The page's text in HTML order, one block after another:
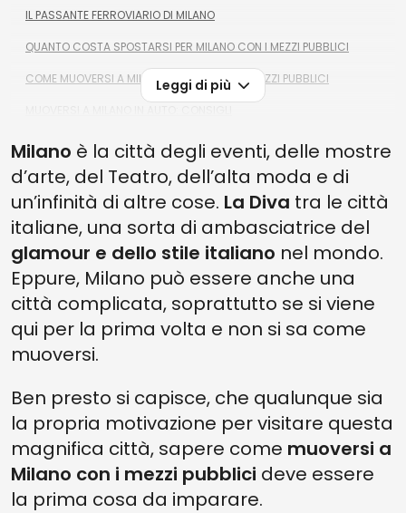
IL PASSANTE FERROVIARIO DI MILANO
QUANTO COSTA SPOSTARSI PER MILANO CON I MEZZI PUBBLICI
COME MUOVERSI A MILANO DI NOTTE CON I MEZZI PUBBLICI
Leggi di più
Milano è la città degli eventi, delle mostre
d’arte, del Teatro, dell’alta moda e di
un’infinità di altre cose. La Diva tra le città
italiane, una sorta di ambasciatrice del
glamour e dello stile italiano nel mondo.
Eppure, Milano può essere anche una
città complicata, soprattutto se si viene
qui per la prima volta e non si sa come
muoversi.
Ben presto si capisce, che qualunque sia
la propria motivazione per visitare questa
magnifica città, sapere come muoversi a
Milano con i mezzi pubblici deve essere
la prima cosa da imparare.